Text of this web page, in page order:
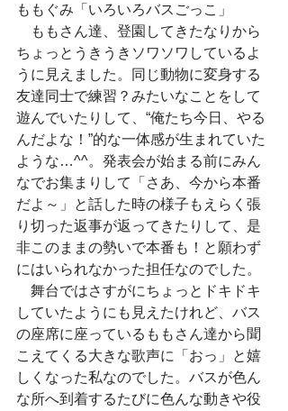
ももぐみ「いろいろバスごっこ」
ももさん達、登園してきたなりから
ちょっとうきうきソワソワしているよ
うに見えました。同じ動物に変身する
友達同士で練習？みたいなことをして
遊んでいたりして、“俺たち今日、やる
んだよな！”的な一体感が生まれていた
ような…^^。発表会が始まる前にみん
なでお集まりして「さあ、今から本番
だよ～」と話した時の様子もえらく張
り切った返事が返ってきたりして、是
非このままの勢いで本番も！と願わず
にはいられなかった担任なのでした。
舞台ではさすがにちょっとドキドキ
していたようにも見えたけれど、バス
の座席に座っているももさん達から聞
こえてくる大きな歌声に「おっ」と嬉
しくなった私なのでした。バスが色ん
な所へ到着するたびに色んな動きや役